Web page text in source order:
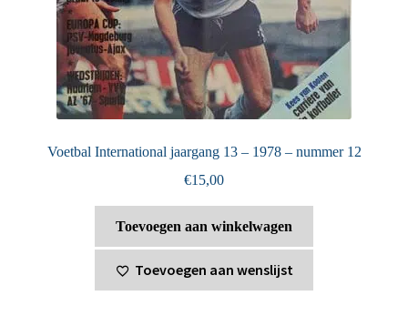
Voetbal International jaargang 13 – 1978 – nummer 12
€15,00
Toevoegen aan winkelwagen
Toevoegen aan wenslijst